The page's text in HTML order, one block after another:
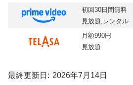
初回30日間無料
見放題,レンタル
月額990円
見放題
最終更新日 2026年7月14日